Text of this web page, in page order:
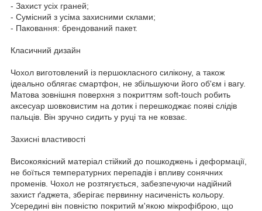
- Захист усіх граней;
- Сумісний з усіма захисними склами;
- Паковання: брендований пакет.
Класичний дизайн
Чохол виготовлений із першокласного силікону, а також
ідеально облягає смартфон, не збільшуючи його об'єм і вагу.
Матова зовнішня поверхня з покриттям soft-touch робить
аксесуар шовковистим на дотик і перешкоджає появі слідів
пальців. Він зручно сидить у руці та не ковзає.
Захисні властивості
Високоякісний матеріал стійкий до пошкоджень і деформації,
не боїться температурних перепадів і впливу сонячних
променів. Чохол не розтягується, забезпечуючи надійний
захист ґаджета, зберігає первинну насиченість кольору.
Усередині він повністю покритий м'якою мікрофіброю, що